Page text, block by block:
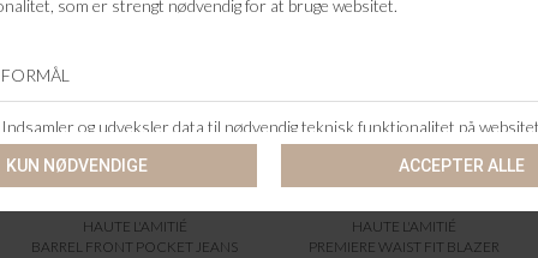
HAUTE L'AMITIÉ
BARREL FRONT POCKET JEANS
HAUTE L'AMITIÉ
PREMIERE WAIST FIT BLAZER